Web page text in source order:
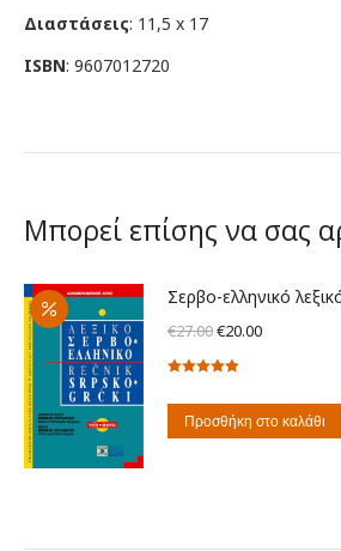
Διαστάσεις: 11,5 x 17
ISBN: 9607012720
Μπορεί επίσης να σας
Σερβο-ελληνικό
€27.00Original
price
€27.00.
€20.00Η
είναι:
Προσθήκη στο καλάθι